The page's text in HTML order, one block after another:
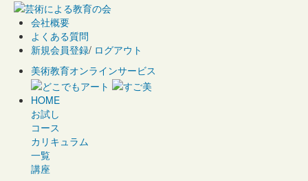
会社概要
よくある質問
新規会員登録/ ログアウト
美術教育オンラインサービス
HOME
お試し
コース
カリキュラム
一覧
講座